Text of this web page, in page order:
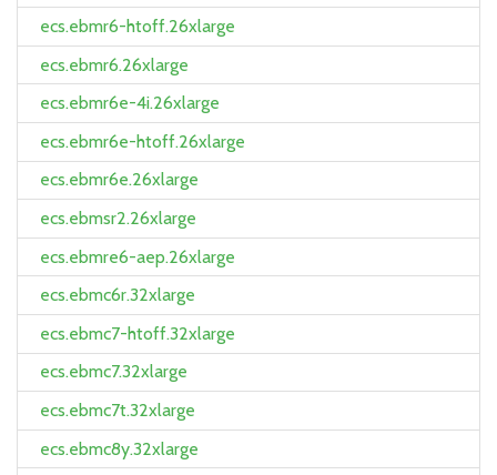
ecs.ebmr6-htoff.26xlarge
ecs.ebmr6.26xlarge
ecs.ebmr6e-4i.26xlarge
ecs.ebmr6e-htoff.26xlarge
ecs.ebmr6e.26xlarge
ecs.ebmsr2.26xlarge
ecs.ebmre6-aep.26xlarge
ecs.ebmc6r.32xlarge
ecs.ebmc7-htoff.32xlarge
ecs.ebmc7.32xlarge
ecs.ebmc7t.32xlarge
ecs.ebmc8y.32xlarge